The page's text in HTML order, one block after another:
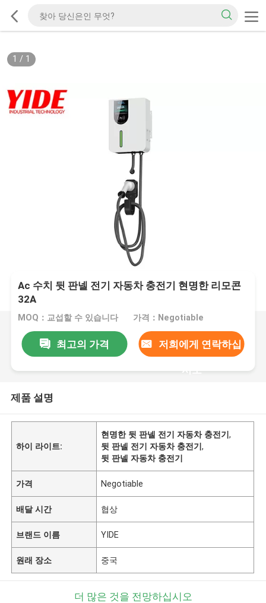
1 / 1
Ac 수치 뒷 판넬 전기 자동차 충전기 현명한 리모콘
32A
MOQ：교섭할 수 있습니다 가격：Negotiable
최고의 가격 저희에게 연락하십
시오
제품 설명
하이 라이트:
현명한 뒷 판넬 전기 자동차 충전기,
뒷 판넬 전기 자동차 충전기,
뒷 판넬 자동차 충전기
가격 Negotiable
배달 시간 협상
브랜드 이름 YIDE
원래 장소 중국
더 많은 것을 전망하십시오